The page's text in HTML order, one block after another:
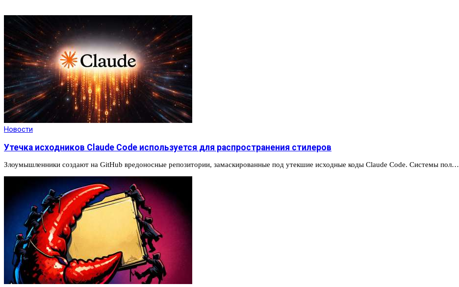
Новости
Утечка исходников Claude Code используется для распространения стилеров
Злоумышленники создают на GitHub вредоносные репозитории, замаскированные под утекшие исходные коды Claude Code. Системы пол…